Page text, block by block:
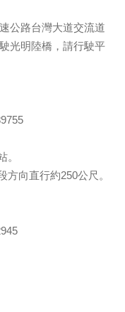
公路台灣大道交流道
光明陸橋，請行駛平
。
向直行約250公尺。